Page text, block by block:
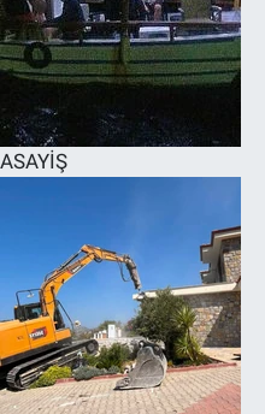
ASAYİŞ